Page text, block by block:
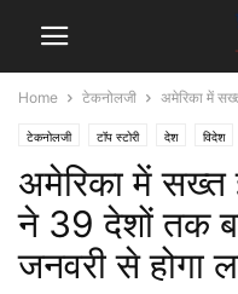
Home टेकनोलजी अमेरिका में
टेकनोलजी टॉप स्टोरी देश विदेश
अमेरिका में सख्त
ने 39 देशों तक
जनवरी से होगा